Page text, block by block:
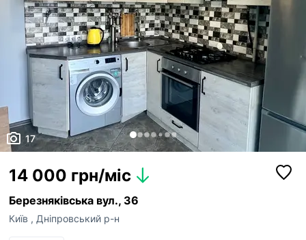
17
14 000 грн/міс
Березняківська вул., 36
Київ , Дніпровський р-н